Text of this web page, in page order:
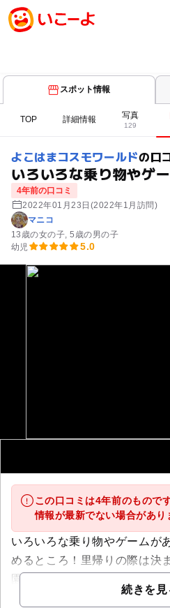
スポット情報
TOP 詳細情報 写真
129
よこはまコスモワールドの口
いろいろな乗り物やゲ
4年前の口コミ
2022年01月23日 (2022年1月訪問)
マニコ
13歳の女の子 5歳の男の子
幼児
5.0
この口コミは4年前のものです
情報が最新でない場合があり
いろいろな乗り物やゲームが
めるところ！里帰りの際は決
園地は、最近あ...
続きを見